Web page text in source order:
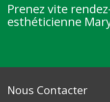
Prenez vite
esthéticienne
Nous Contacter